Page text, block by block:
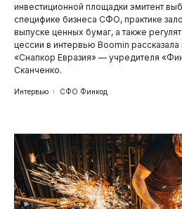
инвестиционной площадки эмитент
специфике бизнеса СФО, практике
выпуске ценных бумаг, а также
цессии в интервью Boomin
«Снапкор Евразия» — учредителя
Сканченко.
Интервью СФО Финкод